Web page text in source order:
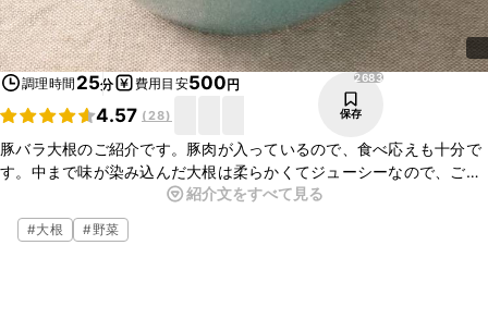
調理時間 25分 費用目安500円
4.57 (28)
2683
保存
豚バラ大根のご紹介です。豚肉が入っているので、食べ応えも十分で
す。中まで味が染み込んだ大根は柔らかくてジューシーなので、ごは
んが欲しくなる一品です。ぜひ今日の夕食に作ってみてくださいね。
紹介文をすべて見る
#大根 #野菜